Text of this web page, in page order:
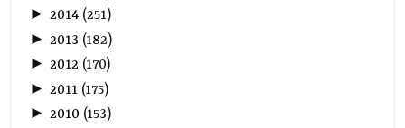
►2014 (251)
► 2013 (182)
►2012 (170)
► 2011 (175)
►2010 (153)